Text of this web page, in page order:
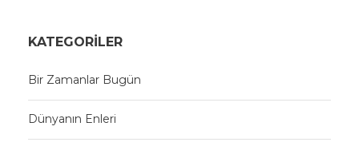
KATEGORILER
Bir Zamanlar Bugün
Dünyanın Enleri